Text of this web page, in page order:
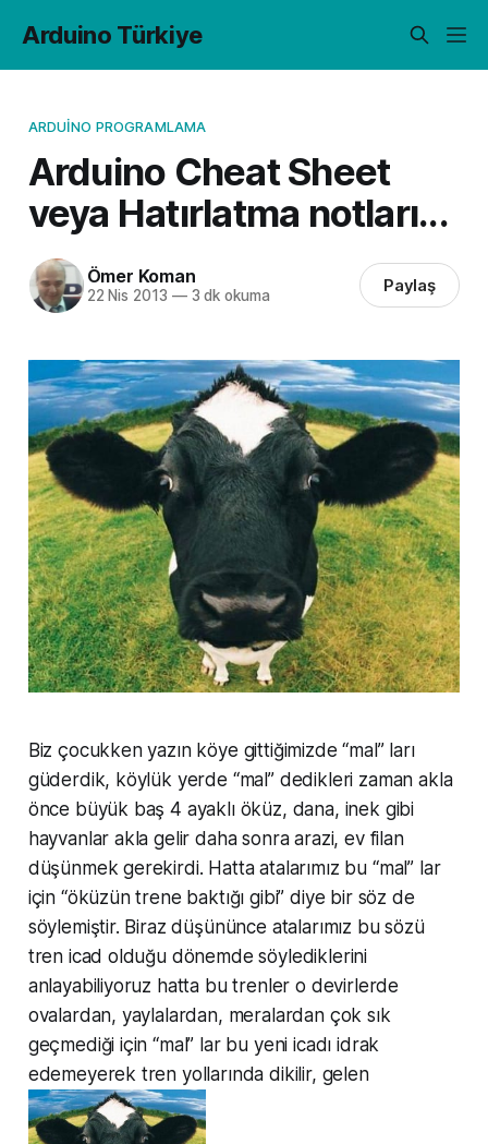
Arduino Türkiye
ARDUINO PROGRAMLAMA
Arduino Cheat Sheet
veya Hatırlatma notları...
Ömer Koman
22 Nis 2013 —3 dk okuma Paylaş
Biz çocukken yazın köye gittiğimizde “mal” ları
güderdik, köylük yerde “mal” dedikleri zaman akla
önce büyük baş 4 ayaklı öküz, dana, inek gibi
hayvanlar akla gelir daha sonra arazi, ev filan
düşünmek gerekirdi. Hatta atalarımız bu “mal” lar
için “öküzün trene baktığı gibi” diye bir söz de
söylemiştir. Biraz düşününce atalarımız bu sözü
tren icad olduğu dönemde söylediklerini
anlayabiliyoruz hatta bu trenler o devirlerde
ovalardan, yaylalardan, meralardan çok sık
geçmediği için “mal” lar bu yeni icadı idrak
edemeyerek tren yollarında dikilir, gelen